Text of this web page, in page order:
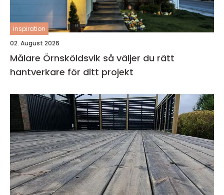
inspiration
02. August 2026
Målare Örnsköldsvik så väljer du rätt
hantverkare för ditt projekt